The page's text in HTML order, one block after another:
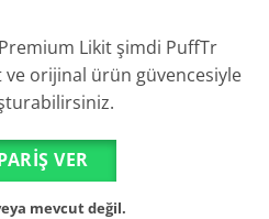
Likit şimdi PuffTr
ve orijinal ürün güvencesiyle
VER
mevcut değil.